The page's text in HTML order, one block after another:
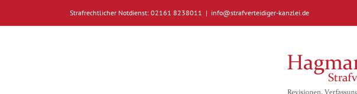
springen
Strafrechtlicher Notdienst: 02161 8238011 | info@strafverteidiger-kanzlei.de